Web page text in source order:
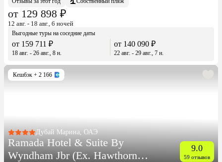
от 129 898 ₽
12 авг. - 18 авг., 6 ночей
Выгодные туры на соседние даты
от 159 711 ₽
18 авг. - 26 авг., 8 н.
от 140 090 ₽
22 авг. - 29 авг., 7 н.
Кешбэк + 2 166
Дубай Марина, ОАЭ
Ramada Hotel & Suite By
Wyndham Jbr (Ex. Hawthorn
9.0
59 отзывов